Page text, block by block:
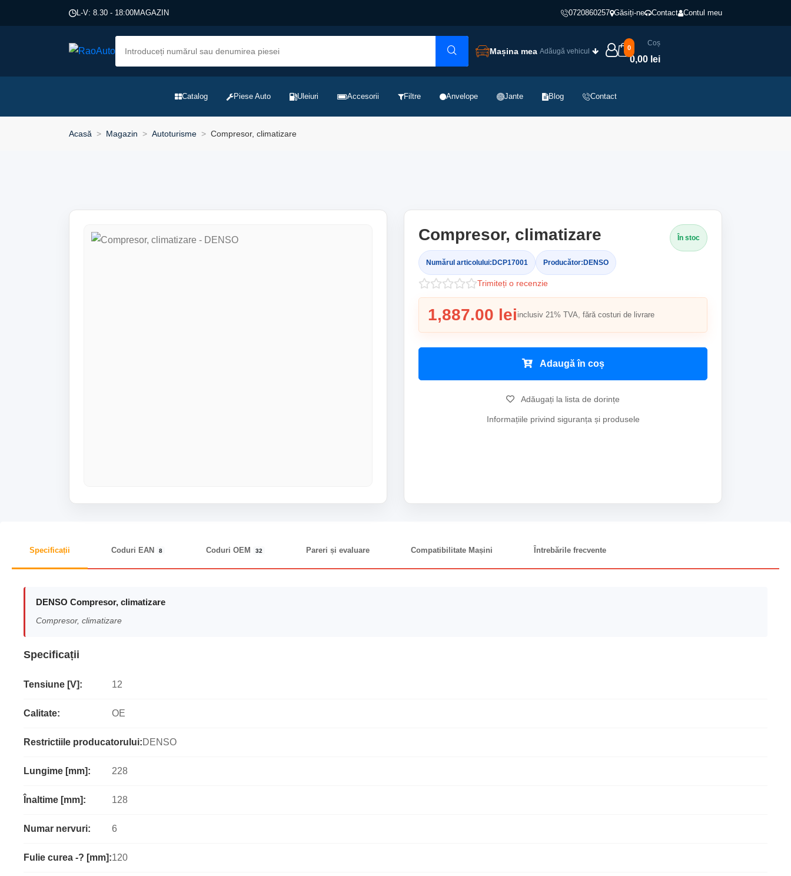
L-V: 8.30 - 18:00MAGAZIN 0720860257 Găsiți-ne Contact Contul meu
Mașina mea Adăugă vehicul 0
Coș
0,00 lei
Catalog Piese Auto Uleiuri Accesorii Filtre Anvelope Jante Blog Contact
Acasă Magazin Autoturisme Compresor, climatizare
Compresor, climatizare
Numărul articolului: DCP17001 Producător: DENSO
În stoc
Trimiteți o recenzie
1,887.00 lei inclusiv 21% TVA, fără costuri de livrare
Adaugă în coș
Adăugați la lista de dorințe
Informațiile privind siguranța și produsele
Specificații Coduri EAN 8 Coduri OEM 32 Pareri și evaluare Compatibilitate Mașini Întrebările frecvente
DENSO Compresor, climatizare
Compresor, climatizare
Specificații
Tensiune [V]: 12
Calitate: OE
Restrictiile producatorului:DENSO
Lungime [mm]: 228
Înaltime [mm]: 128
Numar nervuri: 6
Fulie curea -? [mm]:120